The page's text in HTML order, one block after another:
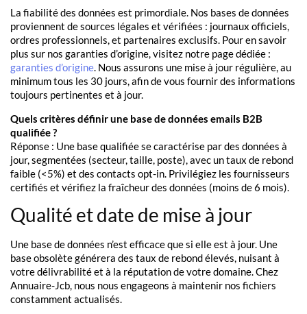
La fiabilité des données est primordiale. Nos bases de données
proviennent de sources légales et vérifiées : journaux officiels,
ordres professionnels, et partenaires exclusifs. Pour en savoir
plus sur nos garanties d’origine, visitez notre page dédiée :
garanties d’origine. Nous assurons une mise à jour régulière, au
minimum tous les 30 jours, afin de vous fournir des informations
toujours pertinentes et à jour.
Quels critères définir une base de données emails B2B
qualifiée ?
Réponse : Une base qualifiée se caractérise par des données à
jour, segmentées (secteur, taille, poste), avec un taux de rebond
faible (<5%) et des contacts opt-in. Privilégiez les fournisseurs
certifiés et vérifiez la fraîcheur des données (moins de 6 mois).
Qualité et date de mise à jour
Une base de données n’est efficace que si elle est à jour. Une
base obsolète générera des taux de rebond élevés, nuisant à
votre délivrabilité et à la réputation de votre domaine. Chez
Annuaire-Jcb, nous nous engageons à maintenir nos fichiers
constamment actualisés.